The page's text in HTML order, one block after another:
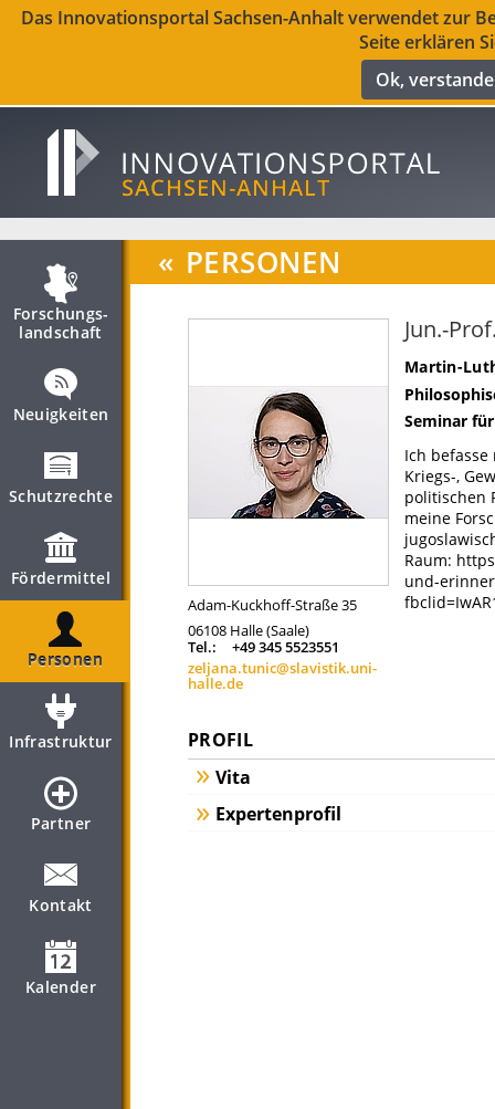
Das Innovationsportal Sachsen-Anhalt verwendet zur
Seite erklären
Ok,
Forschungs­
landschaft
Neuigkeiten
Schutzrechte
Fördermittel
Personen
Infrastruktur
Partner
Kontakt
Kalender
« PERSONEN
Adam-Kuckhoff-Straße 35
06108 Halle (Saale)
Tel.:
+49 345 5523551
zeljana.tunic@slavistik.uni-
halle.de
Jun.-
Martin-
Seminar
Ich
Kriegs-,
politischen
meine
Raum:
und-
PROFIL
Vita
Expertenprofil